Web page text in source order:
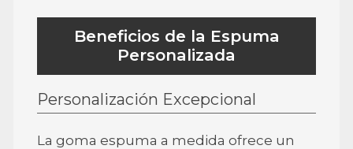
Beneficios de la Espuma
Personalizada
Personalización Excepcional
La goma espuma a medida ofrece un